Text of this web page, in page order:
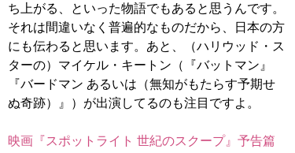
ち上がる、といった物語でもあると思うんです。
それは間違いなく普遍的なものだから、日本の方
にも伝わると思います。あと、（ハリウッド・ス
ターの）マイケル・キートン（『バットマン』
『バードマン あるいは（無知がもたらす予期せ
ぬ奇跡）』）が出演してるのも注目ですよ。
映画『スポットライト 世紀のスクープ』予告篇